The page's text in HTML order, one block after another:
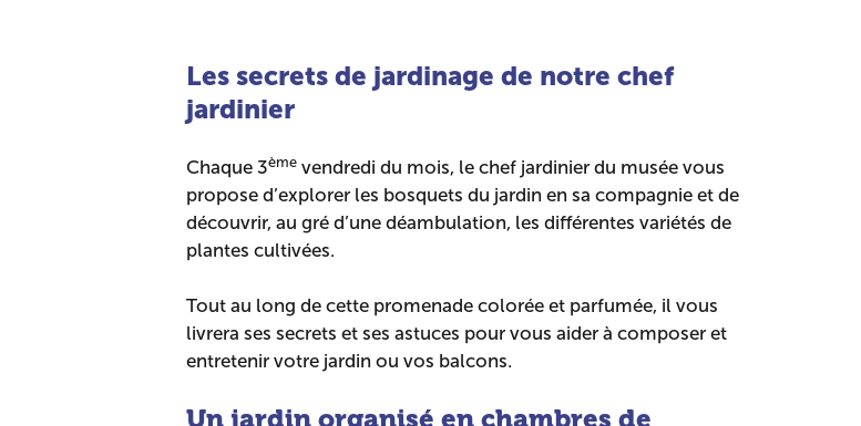
Les secrets de jardinage de notre chef
jardinier
Chaque 3èmevendredi du mois, le chef jardinier du musée vous
propose d’explorer les bosquets du jardin en sa compagnie et de
découvrir, au gré d’une déambulation, les différentes variétés de
plantes cultivées.
Tout au long de cette promenade colorée et parfumée, il vous
livrera ses secrets et ses astuces pour vous aider à composer et
entretenir votre jardin ou vos balcons.
Un jardin organisé en chambres de